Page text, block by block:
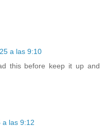
a las 9:10
this before keep it up and
a las 9:12